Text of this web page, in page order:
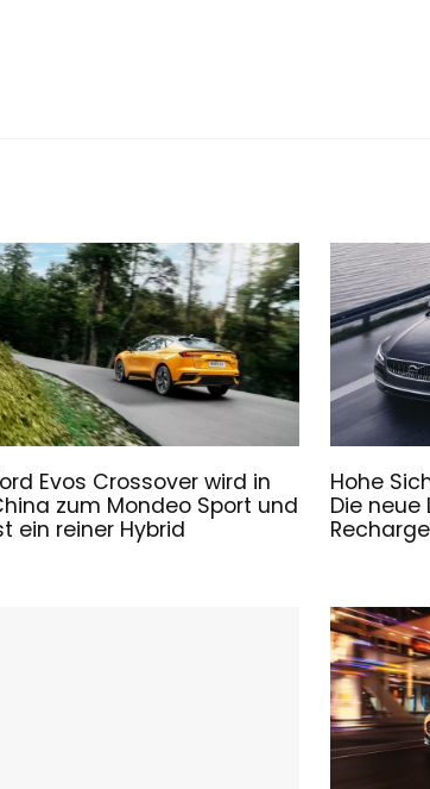
Evos Crossover wird in
zum Mondeo Sport und
ein reiner Hybrid
Hohe
Die neue